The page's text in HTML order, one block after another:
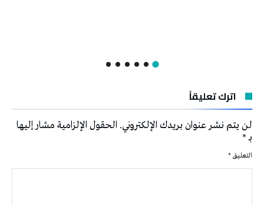
اترك تعليقاً
لن يتم نشر عنوان بريدك الإلكتروني. الحقول الإلزامية مشار إليها
بـ*
التعليق *